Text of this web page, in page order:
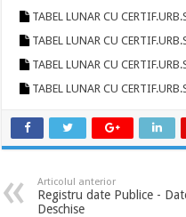
TABEL LUNAR CU
TABEL LUNAR CU
TABEL LUNAR CU
TABEL LUNAR CU
Articolul anterior
Registru date Publice -
Deschise